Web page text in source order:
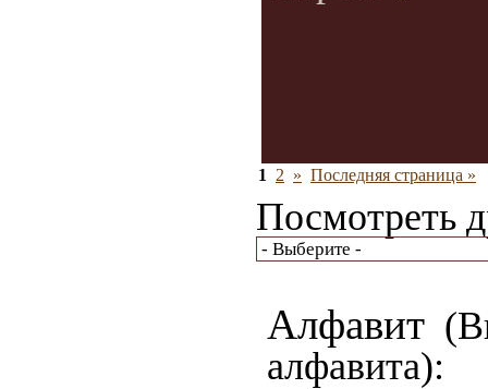
1 2 » Последняя страница »
Посмотреть
Алфавит
алфавита):